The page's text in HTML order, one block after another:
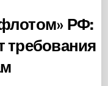
РФ:
требования